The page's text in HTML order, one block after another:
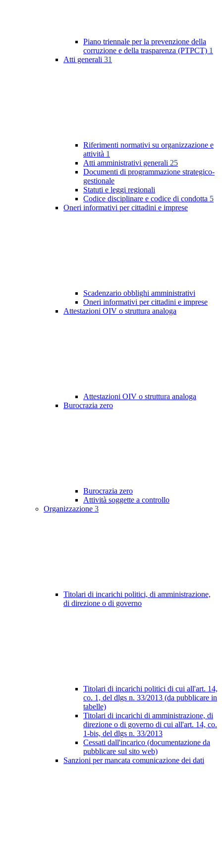
Piano triennale per la prevenzione della
corruzione e della trasparenza (PTPCT) 1
Atti generali 31
Riferimenti normativi su organizzazione e
attività 1
Atti amministrativi generali 25
Documenti di programmazione strategico-
gestionale
Statuti e leggi regionali
Codice disciplinare e codice di condotta 5
Oneri informativi per cittadini e imprese
Scadenzario obblighi amministrativi
Oneri informativi per cittadini e imprese
Attestazioni OIV o struttura analoga
Attestazioni OIV o struttura analoga
Burocrazia zero
Burocrazia zero
Attività soggette a controllo
Organizzazione 3
Titolari di incarichi politici, di amministrazione,
di direzione o di governo
Titolari di incarichi politici di cui all'art. 14,
co. 1, del dlgs n. 33/2013 (da pubblicare in
tabelle)
Titolari di incarichi di amministrazione, di
direzione o di governo di cui all'art. 14, co.
1-bis, del dlgs n. 33/2013
Cessati dall'incarico (documentazione da
pubblicare sul sito web)
Sanzioni per mancata comunicazione dei dati